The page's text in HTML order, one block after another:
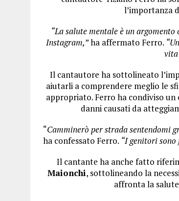
l’importanza
“La salute mentale è un
Instagram,”ha affermato Ferro.
vita
Il cantautore ha sottolineato
aiutarli a comprendere meglio le
appropriato. Ferro ha condiviso un
danni causati da
“Camminerò per strada sentendomi
ha confessato Ferro. “I genitori sono
Il cantante ha anche fatto
Maionchi, sottolineando la
affronta la